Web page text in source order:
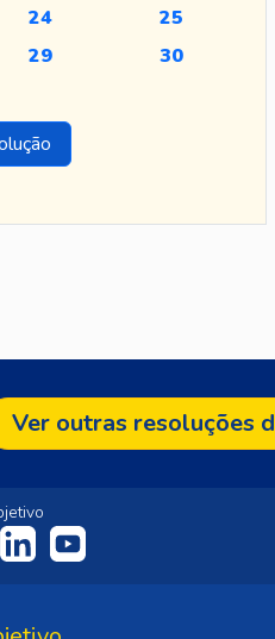
24
25
29 30
Ver outras resoluções